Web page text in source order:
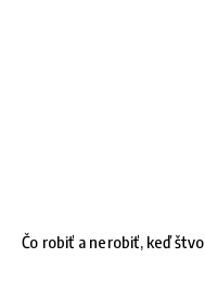
Čo robiť a nerobiť, keď